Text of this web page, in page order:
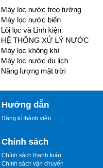
Máy lọc nước treo tường
Máy lọc nước biển
Lõi lọc và Linh kiện
HỆ THỐNG XỬ LÝ NƯỚC
Máy lọc không khí
Máy lọc nước du lịch
Năng lượng mặt trời
Hướng dẫn
Đăng kí thành viên
Chính sách
Chính sách thanh toán
Chính sách vận chuyển